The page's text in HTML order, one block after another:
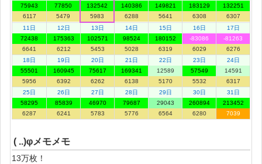
75943
6117
77850
5479
132542
5983
140386
6288
149821
5641
183129
6308
132251
6307
11日
72438
6641
12日
175363
6212
13日
102571
5453
14日
98524
5028
15日
180152
6319
16日
-83086
6029
17日
-81263
6276
18日
55501
5956
19日
160945
6392
20日
75617
6262
21日
169341
6138
22日
12589
5170
23日
57549
5532
24日
14591
6317
25日
58295
6287
26日
85839
6241
27日
46970
5783
28日
79687
5776
29日
29043
6564
30日
260894
6280
31日
213452
7039
( ..)φメモメモ
13万枚！